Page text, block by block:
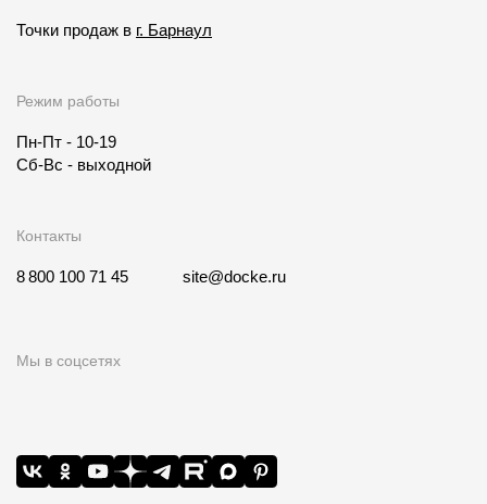
Точки продаж в г. Барнаул
Режим работы
Пн-Пт - 10-19
Сб-Вс - выходной
Контакты
8 800 100 71 45 site@docke.ru
Мы в соцсетях